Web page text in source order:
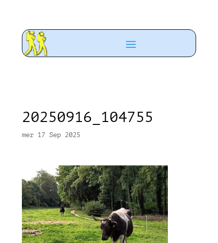
20250916_104755
mer 17 Sep 2025